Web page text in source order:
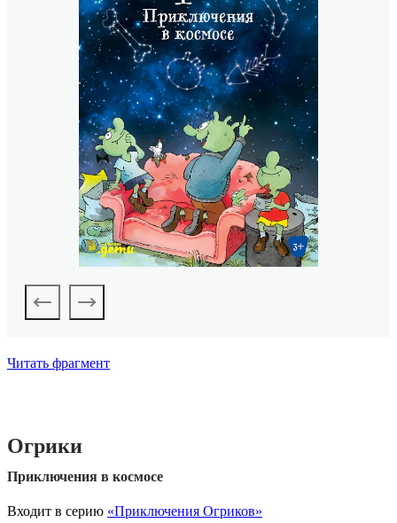
Читать фрагмент
Огрики
Приключения в космосе
Входит в серию «Приключения Огриков»